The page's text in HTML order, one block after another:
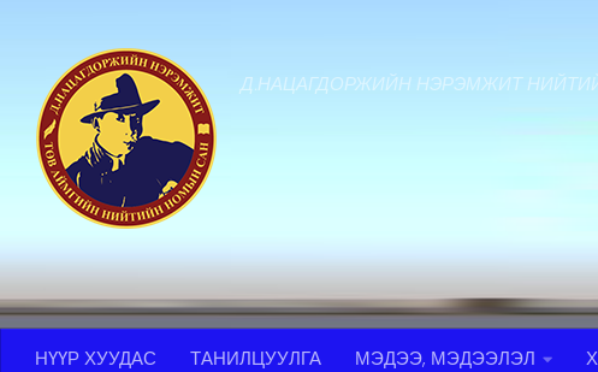
Д.НАЦАГДОРЖИЙН НЭРЭМЖИТ
НҮҮР ХУУДАС ТАНИЛЦУУЛГА МЭДЭЭ, МЭДЭЭЛЭЛ